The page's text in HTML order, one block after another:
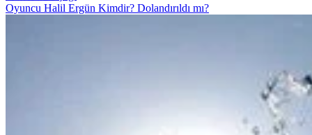
Oyuncu Halil Ergün Kimdir? Dolandırıldı mı?